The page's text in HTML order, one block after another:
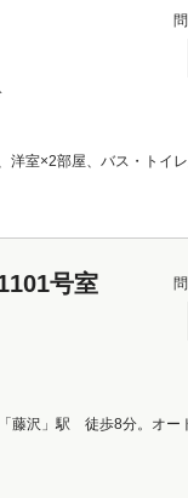
洋室×2部屋、バス・トイ
号室
藤沢」駅 徒歩8分。オー